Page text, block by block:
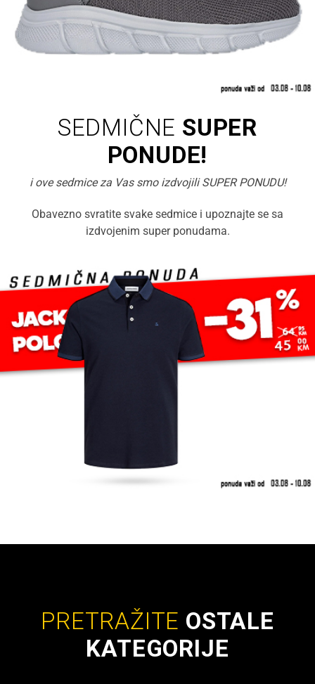
SEDMIČNE SUPER
PONUDE!
i ove sedmice za Vas smo izdvojili SUPER PONUDU!
Obavezno svratite svake sedmice i upoznajte se sa
izdvojenim super ponudama.
PRETRAŽITE OSTALE
KATEGORIJE